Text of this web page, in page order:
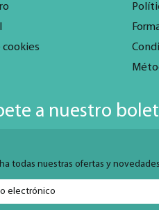
cookies
a nuestro
todas nuestras ofertas y